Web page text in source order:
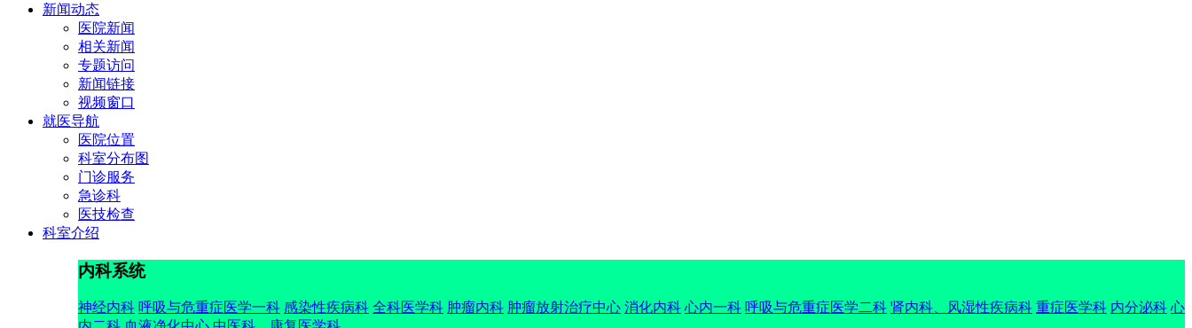
新闻动态
医院新闻
相关新闻
专题访问
新闻链接
视频窗口
就医导航
医院位置
科室分布图
门诊服务
急诊科
医技检查
科室介绍
内科系统
神经内科 呼吸与危重症医学一科 感染性疾病科 全科医学科 肿瘤内科 肿瘤放射治疗中心 消化内科 心内一科 呼吸与危重症医学二科 肾内科、风湿性疾病科 重症医学科 内分泌科 心